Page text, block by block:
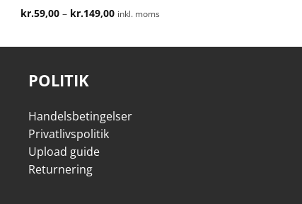
kr.59,00 – kr.149,00Prisinterval:
inkl. moms
POLITIK
Handelsbetingelser
Privatlivspolitik
Upload guide
Returnering